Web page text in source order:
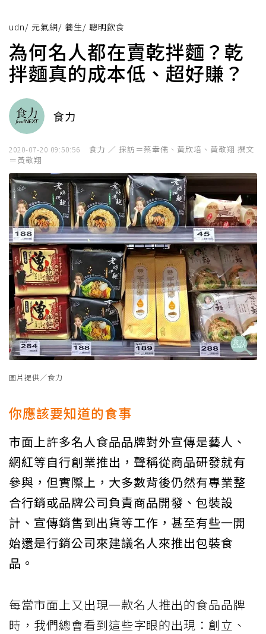
udn/ 元氣網/ 養生/ 聰明飲食
為何名人都在賣乾拌麵？乾
拌麵真的成本低、超好賺？
食力
2020-07-20 09:50:56
食力 ／ 採訪＝蔡幸儒、黃欣培、黃敬翔 撰文
＝黃敬翔
圖片提供／食力
你應該要知道的食事
市面上許多名人食品品牌對外宣傳是藝人、
網紅等自行創業推出，聲稱從商品研發就有
參與，但實際上，大多數背後仍然有專業整
合行銷或品牌公司負責商品開發、包裝設
計、宣傳銷售到出貨等工作，甚至有些一開
始還是行銷公司來建議名人來推出包裝食
品。
每當市面上又出現一款名人推出的食品品牌
時，我們總會看到這些字眼的出現：創立、